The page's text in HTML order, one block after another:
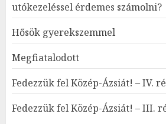
utókezeléssel érdemes számolni?
Hősök gyerekszemmel
Megfiatalodott
Fedezzük fel Közép-Ázsiát! – IV.
Fedezzük fel Közép-Ázsiát! – III.